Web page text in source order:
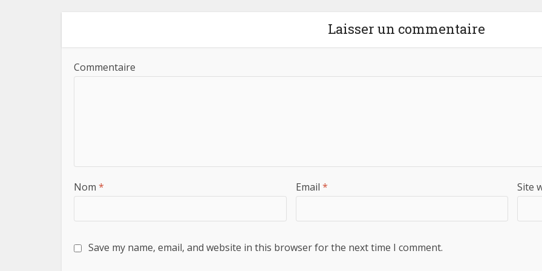
Laisser un commentaire
Commentaire
Nom * Email * Site
Save my name, email, and website in this browser for the next time I comment.